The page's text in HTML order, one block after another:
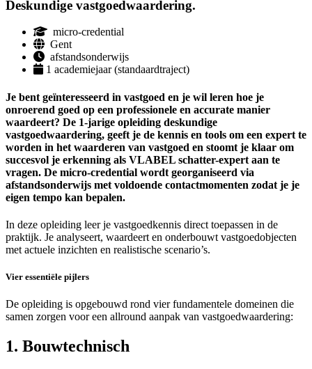
Deskundige vastgoedwaardering.
micro-credential
Gent
afstandsonderwijs
1 academiejaar (standaardtraject)
Je bent geïnteresseerd in vastgoed en je wil leren hoe je
onroerend goed op een professionele en accurate manier
waardeert? De 1-jarige opleiding deskundige
vastgoedwaardering, geeft je de kennis en tools om een expert te
worden in het waarderen van vastgoed en stoomt je klaar om
succesvol je erkenning als VLABEL schatter-expert aan te
vragen. De micro-credential wordt georganiseerd via
afstandsonderwijs met voldoende contactmomenten zodat je je
eigen tempo kan bepalen.
In deze opleiding leer je vastgoedkennis direct toepassen in de
praktijk. Je analyseert, waardeert en onderbouwt vastgoedobjecten
met actuele inzichten en realistische scenario’s.
Vier essentiële pijlers
De opleiding is opgebouwd rond vier fundamentele domeinen die
samen zorgen voor een allround aanpak van vastgoedwaardering:
1. Bouwtechnisch